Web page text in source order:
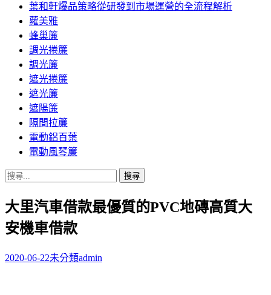
葉和軒爆品策略從研發到市場運營的全流程解析
蘿美雅
蜂巢簾
調光捲簾
調光簾
遮光捲簾
遮光簾
遮陽簾
隔間拉簾
電動鋁百葉
電動風琴簾
搜
關
鍵
字:
大里汽車借款最優質的PVC地磚高質大
安機車借款
2020-06-22未分類admin